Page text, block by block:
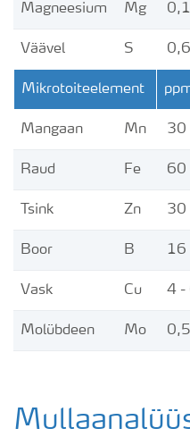
Magneesium Mg
Väävel S
Mikrotoiteelement
Mangaan Mn 30
Raud Fe 60
Tsink Zn 30
Boor B 16
Vask Cu 4 -
Molübdeen Mo